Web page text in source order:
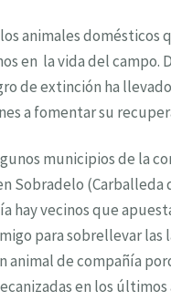
animales domésticos
en la vida del campo.
de extinción ha
a fomentar su
municipios de la
Sobradelo (Carballeda
hay vecinos que
para sobrellevar las
animal de compañía
en los últimos